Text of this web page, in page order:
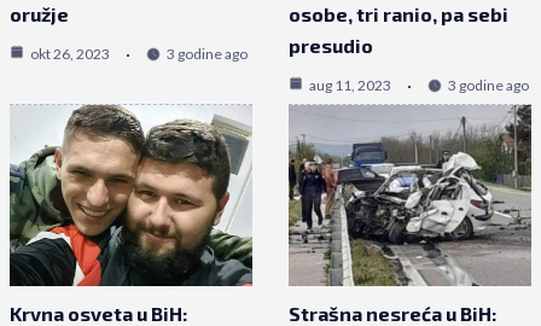
oružje
okt 26, 2023 3 godine ago
osobe, tri ranio, pa sebi
presudio
aug 11, 2023 3 godine ago
Krvna osveta u BiH:
Strašna nesreća u BiH: